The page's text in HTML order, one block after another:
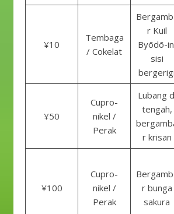
¥10
Tembaga
/ Cokelat
r Kuil
Byōdō-
sisi
bergerigi
¥50
Cupro-
nikel /
Perak
Lubang
tengah,
r krisan
¥100
Cupro-
nikel /
Perak
r bunga
sakura